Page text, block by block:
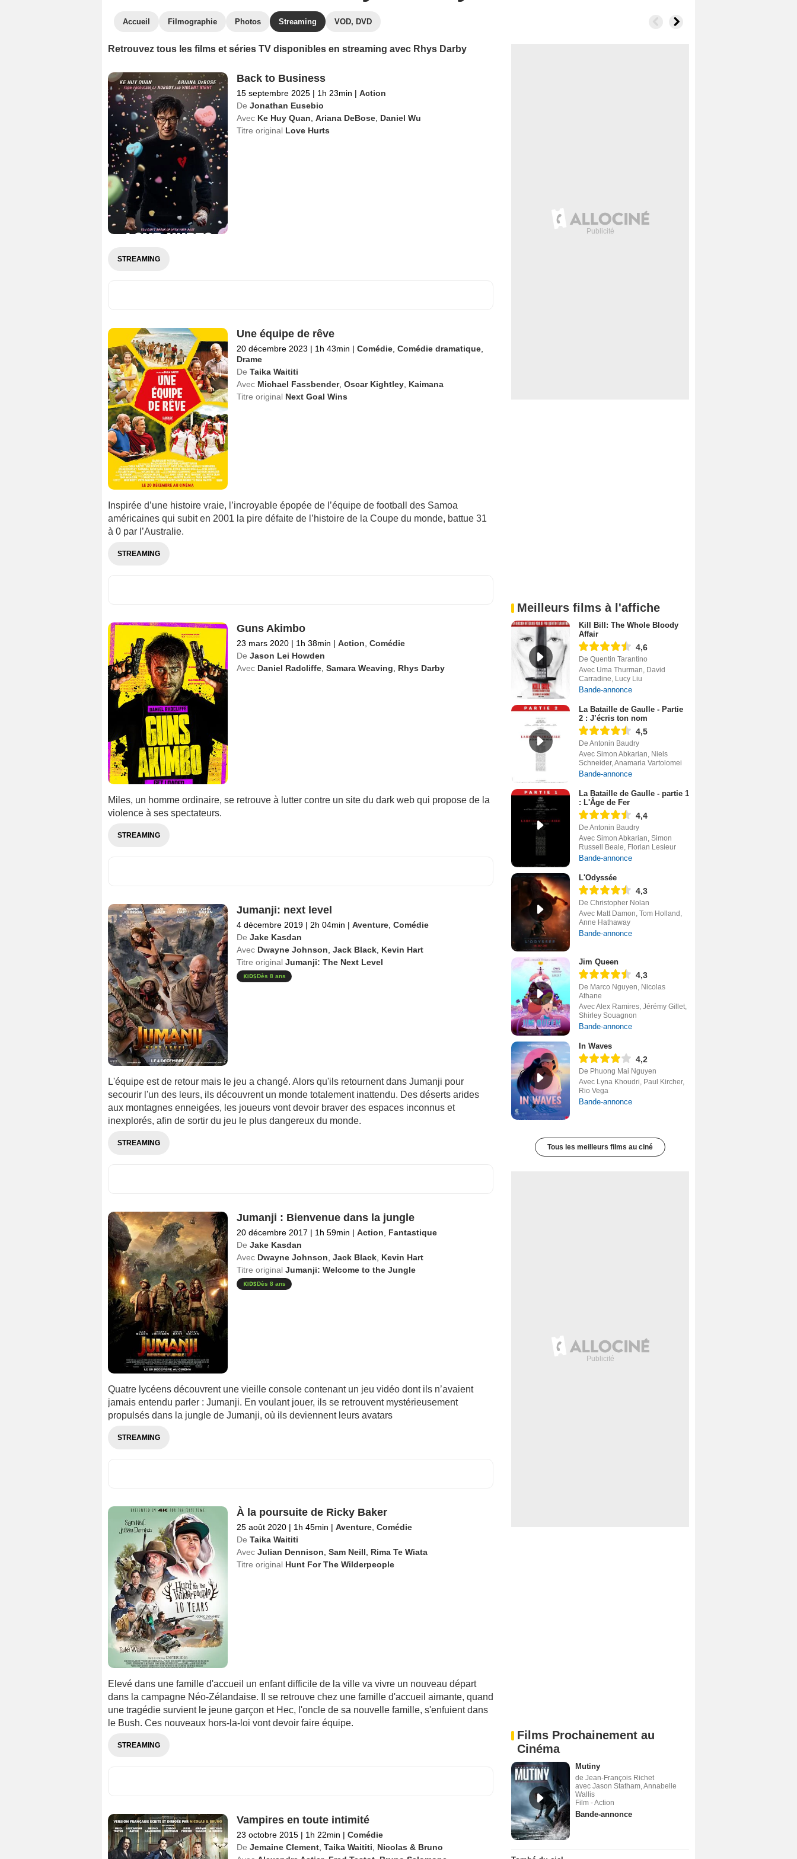
Accueil Filmographie Photos Streaming VOD, DVD
Retrouvez tous les films et séries TV disponibles en streaming avec Rhys Darby
Back to Business
15 septembre 2025 | 1h 23min | Action
De Jonathan Eusebio
Avec Ke Huy Quan Ariana DeBose, Daniel Wu
Titre original Love Hurts
STREAMING
Une équipe de rêve
20 décembre 2023 | 1h 43min | Comédie, Comédie dramatique,
Drame
De Taika Waititi
Avec Michael Fassbender, Oscar Kightley, Kaimana
Titre original Next Goal Wins
Inspirée d’une histoire vraie, l’incroyable épopée de l’équipe de football des Samoa
américaines qui subit en 2001 la pire défaite de l’histoire de la Coupe du monde, battue 31
à 0 par l’Australie.
STREAMING
Guns Akimbo
23 mars 2020 | 1h 38min | Action Comédie
De Jason Lei Howden
Avec Daniel Radcliffe, Samara Weaving Rhys Darby
Miles, un homme ordinaire, se retrouve à lutter contre un site du dark web qui propose de la
violence à ses spectateurs.
STREAMING
Jumanji: next level
4 décembre 2019 | 2h 04min | Aventure, Comédie
De Jake Kasdan
Avec Dwayne Johnson Jack Black, Kevin Hart
Titre original Jumanji: The Next Level
Dès 8 ans
L'équipe est de retour mais le jeu a changé. Alors qu'ils retournent dans Jumanji pour
secourir l'un des leurs, ils découvrent un monde totalement inattendu. Des déserts arides
aux montagnes enneigées, les joueurs vont devoir braver des espaces inconnus et
inexplorés, afin de sortir du jeu le plus dangereux du monde.
STREAMING
Jumanji : Bienvenue dans la jungle
20 décembre 2017 | 1h 59min | Action
Fantastique
De Jake Kasdan
Avec Dwayne Johnson Jack Black, Kevin Hart
Titre original Jumanji: Welcome to the Jungle
Dès 8 ans
Quatre lycéens découvrent une vieille console contenant un jeu vidéo dont ils n’avaient
jamais entendu parler : Jumanji. En voulant jouer, ils se retrouvent mystérieusement
propulsés dans la jungle de Jumanji, où ils deviennent leurs avatars
STREAMING
À la poursuite de Ricky Baker
25 août 2020 | 1h 45min | Aventure, Comédie
De Taika Waititi
Avec Julian Dennison Sam Neill
Rima Te Wiata
Titre original Hunt For The Wilderpeople
Elevé dans une famille d'accueil un enfant difficile de la ville va vivre un nouveau départ
dans la campagne Néo-Zélandaise. Il se retrouve chez une famille d'accueil aimante, quand
une tragédie survient le jeune garçon et Hec, l'oncle de sa nouvelle famille, s'enfuient dans
le Bush. Ces nouveaux hors-la-loi vont devoir faire équipe.
STREAMING
Vampires en toute intimité
23 octobre 2015 | 1h 22min | Comédie
De Jemaine Clement, Taika Waititi
Nicolas & Bruno
Meilleurs films à l'affiche
Kill Bill: The Whole Bloody
Affair
4,6
De Quentin Tarantino
Avec Uma Thurman, David
Carradine, Lucy Liu
Bande-annonce
La Bataille de Gaulle - Partie
2 : J’écris ton nom
4,5
De Antonin Baudry
Avec Simon Abkarian, Niels
Schneider, Anamaria Vartolomei
Bande-annonce
La Bataille de Gaulle - partie 1
: L'Âge de Fer
4,4
De Antonin Baudry
Avec Simon Abkarian, Simon
Russell Beale, Florian Lesieur
Bande-annonce
L'Odyssée
4,3
De Christopher Nolan
Avec Matt Damon, Tom Holland,
Anne Hathaway
Bande-annonce
Jim Queen
4,3
De Marco Nguyen, Nicolas
Athane
Avec Alex Ramires, Jérémy Gillet,
Shirley Souagnon
Bande-annonce
In Waves
4,2
De Phuong Mai Nguyen
Avec Lyna Khoudri, Paul Kircher,
Rio Vega
Bande-annonce
Tous les meilleurs films au ciné
Films Prochainement au
Cinéma
Mutiny
de Jean-François Richet
avec Jason Statham, Annabelle
Wallis
Film - Action
Bande-annonce